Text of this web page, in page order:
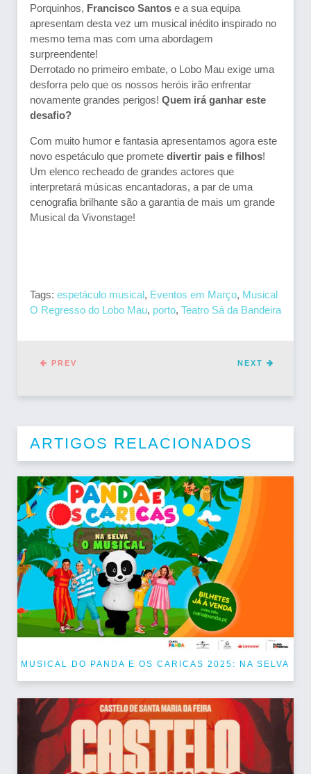
Porquinhos, Francisco Santos e a sua equipa
apresentam desta vez um musical inédito inspirado no
mesmo tema mas com uma abordagem
surpreendente!
Derrotado no primeiro embate, o Lobo Mau exige uma
desforra pelo que os nossos heróis irão enfrentar
novamente grandes perigos! Quem irá ganhar este
desafio?
Com muito humor e fantasia apresentamos agora este
novo espetáculo que promete divertir pais e filhos!
Um elenco recheado de grandes actores que
interpretará músicas encantadoras, a par de uma
cenografia brilhante são a garantia de mais um grande
Musical da Vivonstage!
Tags: espetáculo musical, Eventos em Março, Musical
O Regresso do Lobo Mau, porto, Teatro Sá da Bandeira
NEXT
PREV
ARTIGOS RELACIONADOS
MUSICAL DO PANDA E OS CARICAS 2025: NA SELVA